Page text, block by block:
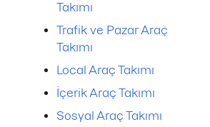
Takımı
Trafik ve Pazar Araç
Takımı
Local Araç Takımı
İçerik Araç Takımı
Sosyal Araç Takımı